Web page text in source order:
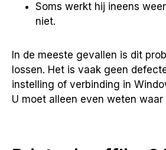
Soms werkt hij ineens
niet.
In de meeste gevallen is dit
lossen. Het is vaak geen
instelling of verbinding in
U moet alleen even weten waar